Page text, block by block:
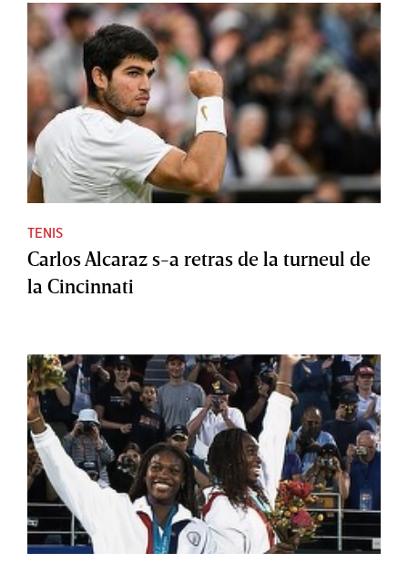
TENIS
Carlos Alcaraz s-a retras de la turneul de
la Cincinnati